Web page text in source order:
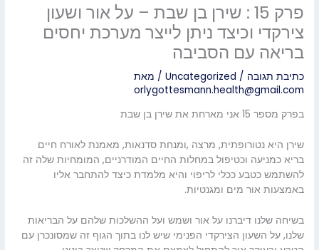
פרק 15 : שירן בן שבת – על אור ושעון
צירקדי וכיצד ניתן לייצר מערכת יחסים
בריאה עם הסביבה
כתיבת תגובה /
Uncategorized / מאת
orlygottesmann.health@gmail.com
בפרק מספר 15 אני מארחת את שירן בן שבת
שירן היא נטורופתית, מרצה ,ומנחת סדנאות, מאמנת לאורח חיים
בריא כמניעה וכטיפול במחלות החיים המודרניים, המומחיות שלה זה
להשתמש כטבע ככלי לריפוי והיא מלמדת כיצד להתחבר אליו
באמצעות אור מים ומגנטיות.
בשיחה שלנו דיברנו על אור ושמש ועל ההשלכות שלהם על הבריאות
שלנו, על השעון הצירקדי הפנימי שיש לנו בתוך הגוף זה שמסונכרן עם